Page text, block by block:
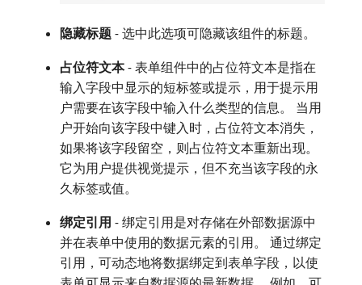
隐藏标题 - 选中此选项可隐藏该组件的标题。
占位符文本- 表单组件中的占位符文本是指在
输入字段中显示的短标签或提示，用于提示用
户需要在该字段中输入什么类型的信息。 当用
户开始向该字段中键入时，占位符文本消失，
如果将该字段留空，则占位符文本重新出现。
它为用户提供视觉提示，但不充当该字段的永
久标签或值。
绑定引用 - 绑定引用是对存储在外部数据源中
并在表单中使用的数据元素的引用。 通过绑定
引用，可动态地将数据绑定到表单字段，以使